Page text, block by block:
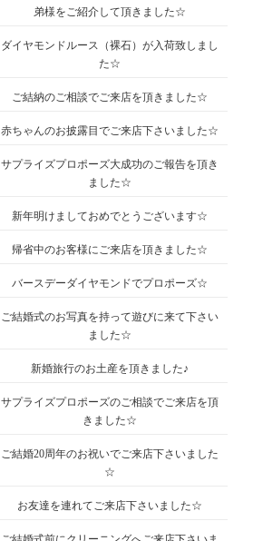
弟様をご紹介して頂きました☆
ダイヤモンドルース（裸石）が入荷致しまし
た☆
ご結納のご相談でご来店を頂きました☆
赤ちゃんのお披露目でご来店下さいました☆
サプライズプロポーズ大成功のご報告を頂き
ました☆
新年明けましておめでとうございます☆
帰省中のお客様にご来店を頂きました☆
バースデーダイヤモンドでプロポーズ☆
ご結婚式のお写真を持って遊びに来て下さい
ました☆
新婚旅行のお土産を頂きました♪
サプライズプロポーズのご相談でご来店を頂
きました☆
ご結婚20周年のお祝いでご来店下さいました
☆
お友達を連れてご来店下さいました☆